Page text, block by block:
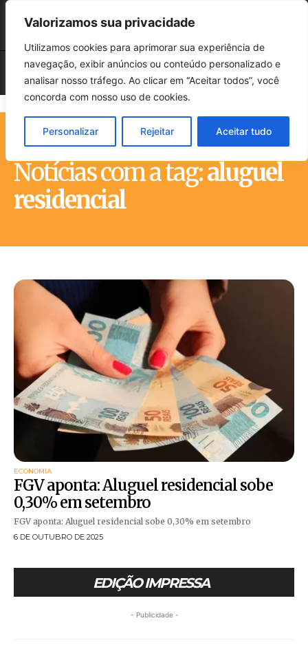
Valorizamos sua privacidade
Utilizamos cookies para aprimorar sua experiência de
navegação, exibir anúncios ou conteúdo personalizado e
analisar nosso tráfego. Ao clicar em “Aceitar todos”, você
concorda com nosso uso de cookies.
Personalizar Rejeitar Aceitar tudo
Notícias com a tag:aluguel
residencial
ECONOMIA
FGV aponta: Aluguel residencial sobe
0,30% em setembro
FGV aponta: Aluguel residencial sobe 0,30% em setembro
6 DE OUTUBRO DE 2025
EDIÇÃO IMPRESSA
- Publicidade -